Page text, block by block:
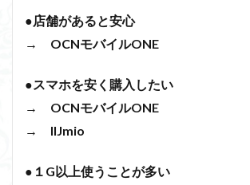
●店舗があると安心
→ OCNモバイルONE
●スマホを安く購入したい
→ OCNモバイルONE
→ IIJmio
●１G以上使うことが多い